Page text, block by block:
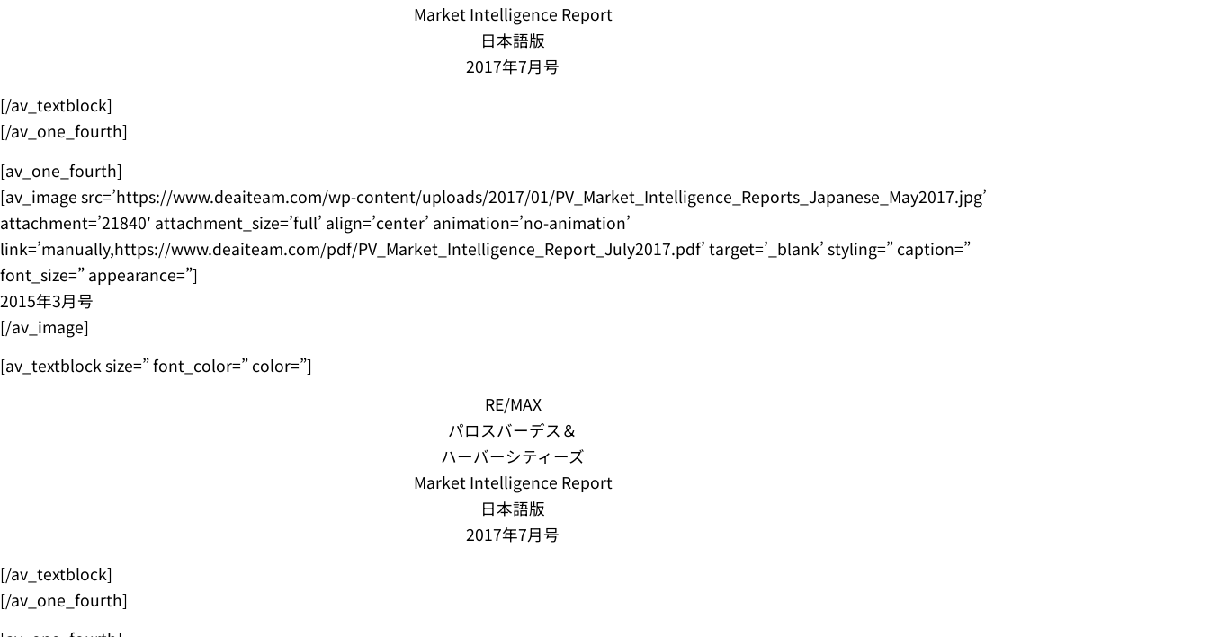
Market Intelligence Report
日本語版
2017年7月号
[/av_textblock]
[/av_one_fourth]
[av_one_fourth]
[av_image src=’https://www.deaiteam.com/wp-content/uploads/2017/01/PV_Market_Intelligence_Reports_Japanese_May2017.jpg’
attachment=’21840′ attachment_size=’full’ align=’center’ animation=’no-animation’
link=’manually,https://www.deaiteam.com/pdf/PV_Market_Intelligence_Report_July2017.pdf’ target=’_blank’ styling=” caption=”
font_size=” appearance=”]
2015年3月号
[/av_image]
[av_textblock size=” font_color=” color=”]
RE/MAX
パロスバーデス＆
ハーバーシティーズ
Market Intelligence Report
日本語版
2017年7月号
[/av_textblock]
[/av_one_fourth]